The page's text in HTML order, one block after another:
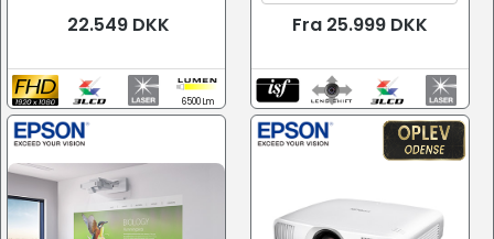
22.549 DKK
6500 Lm
Fra 25.999 DKK